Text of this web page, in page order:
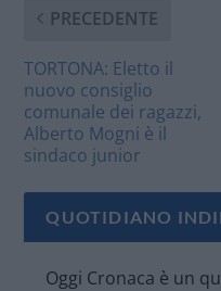
PRECEDENTE
TORTONA: Eletto il
nuovo consiglio
comunale dei ragazzi,
Alberto Mogni è il
sindaco junior
QUOTIDIANO
Oggi Cronaca è un